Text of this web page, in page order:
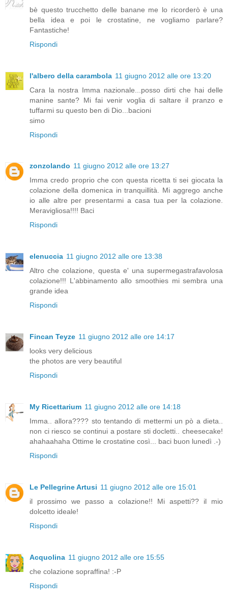
bè questo trucchetto delle banane me lo ricorderò è una
bella idea e poi le crostatine, ne vogliamo parlare?
Fantastiche!
Rispondi
l'albero della carambola 11 giugno 2012 alle ore 13:20
Cara la nostra Imma nazionale...posso dirti che hai delle
manine sante? Mi fai venir voglia di saltare il pranzo e
tuffarmi su questo ben di Dio...bacioni
simo
Rispondi
zonzolando 11 giugno 2012 alle ore 13:27
Imma credo proprio che con questa ricetta ti sei giocata la
colazione della domenica in tranquillità. Mi aggrego anche
io alle altre per presentarmi a casa tua per la colazione.
Meravigliosa!!!! Baci
Rispondi
elenuccia 11 giugno 2012 alle ore 13:38
Altro che colazione, questa e' una supermegastrafavolosa
colazione!!! L'abbinamento allo smoothies mi sembra una
grande idea
Rispondi
Fincan Teyze 11 giugno 2012 alle ore 14:17
looks very delicious
the photos are very beautiful
Rispondi
My Ricettarium 11 giugno 2012 alle ore 14:18
Imma.. allora???? sto tentando di mettermi un pò a dieta..
non ci riesco se continui a postare sti docletti.. cheesecake!
ahahaahaha Ottime le crostatine così... baci buon lunedì .-)
Rispondi
Le Pellegrine Artusi 11 giugno 2012 alle ore 15:01
il prossimo we passo a colazione!! Mi aspetti?? il mio
dolcetto ideale!
Rispondi
Acquolina 11 giugno 2012 alle ore 15:55
che colazione sopraffina! :-P
Rispondi